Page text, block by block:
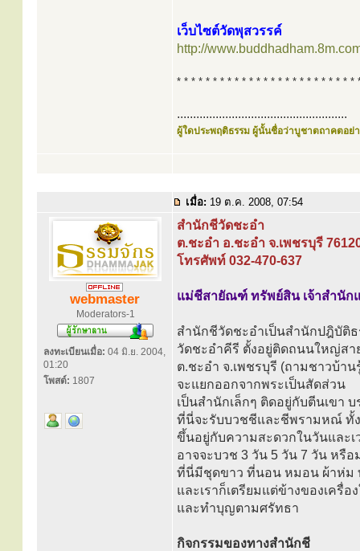
เว็บไซต์วัดพุสวรรค์
http://
* * * * * * * * * * * * * * * * * * * * * * * * *
.....................................................
ผู้ใดประพฤติธรรม ผู้นั้นชื่อว่าบูชาตถาคตอย่า
เมื่อ: 19 ต.ค. 2008, 07:54
webmaster
Moderators-1
ลงทะเบียนเมื่อ: 04 มิ.ย. 2004,
01:20
โพสต์: 1807
สำนักชีวัดชะอำ
ต.ชะอำ อ.ชะอำ จ.เพชรบุรี
โทรศัพท์ 032-470-637
แม่ชีสายัณฑ์ ทรัพย์สิน เจ้าสำนัก
สำนักชีวัดชะอำเป็นสำนักปฎิบัติ
วัดชะอำคีรี ตั้งอยู่ติดถนนใหญ่สา
ต.ชะอำ จ.เพชรบุรี (ถามชาวบ้า
จะแยกออกจากพระเป็นสัดส่วน
เป็นสำนักเล็กๆ ติดอยู่กับตีนเขา
ที่นี่จะรับบวชชีและชีพรามหณ์ ทั้
ขึ้นอยู่กับความสะดวกในวันและ
อาจจะบวช 3 วัน 5 วัน 7 วัน หรื
ที่นี่มีชุดขาว ที่นอน หมอน ผ้าห่ม
และเราก็เตรียมแต่ข้างของเครื่อ
และทำบุญตามศรัทธา
กิจกรรมของทางสำนักชี